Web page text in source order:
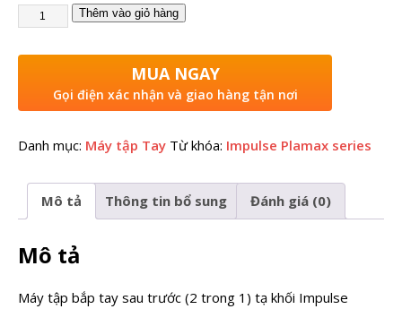
Thêm vào giỏ hàng
MUA NGAY
Gọi điện xác nhận và giao hàng tận nơi
Danh mục: Máy tập Tay Từ khóa: Impulse Plamax series
Mô tả Thông tin bổ sung Đánh giá (0)
Mô tả
Máy tập bắp tay sau trước (2 trong 1) tạ khối Impulse